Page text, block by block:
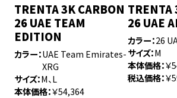
TRENTA 3K CARBON
26 UAE TEAM
EDITION
カラー UAE Team Emirates-
XRG
サイズ M、L
本体価格 ￥54,364
TRENTA
26 UAE
カラー 26
サイズ M
本体価格 ￥
税込価格 ￥